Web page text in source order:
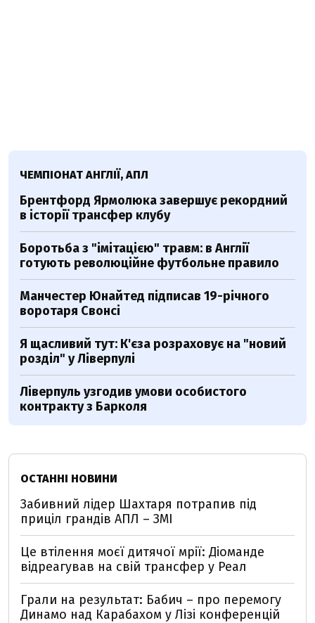
ЧЕМПІОНАТ АНГЛІЇ, АПЛ
Брентфорд Ярмолюка завершує рекордний
в історії трансфер клубу
Боротьба з "імітацією" травм: в Англії
готують революційне футбольне правило
Манчестер Юнайтед підписав 19-річного
воротаря Свонсі
Я щасливий тут: К'єза розраховує на "новий
розділ" у Ліверпулі
Ліверпуль узгодив умови особистого
контракту з Барколя
ОСТАННІ НОВИНИ
Забивний лідер Шахтаря потрапив під
приціл грандів АПЛ – ЗМІ
Це втілення моєї дитячої мрії: Діоманде
відреагував на свій трансфер у Реал
Грали на результат: Бабич – про перемогу
Динамо над Карабахом у Лізі конференцій